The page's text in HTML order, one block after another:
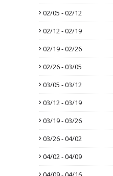
02/05 - 02/12
02/12 - 02/19
02/19 - 02/26
02/26 - 03/05
03/05 - 03/12
03/12 - 03/19
03/19 - 03/26
03/26 - 04/02
04/02 - 04/09